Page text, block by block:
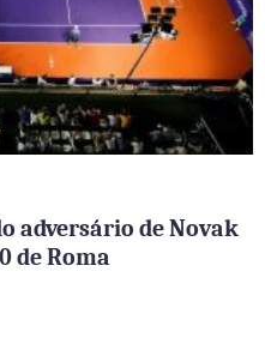
adversário de Novak
de Roma